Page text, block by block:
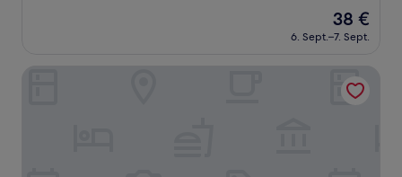
Der
Preis
beträgt
38 €
6. Sept.–7. Sept.